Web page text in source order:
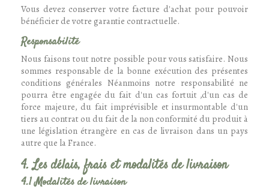
Vous devez conserver votre facture d'achat pour pouvoir
bénéficier de votre garantie contractuelle.
Responsabilité
Nous faisons tout notre possible pour vous satisfaire. Nous
sommes responsable de la bonne exécution des présentes
conditions générales Néanmoins notre responsabilité ne
pourra être engagée du fait d'un cas fortuit ,d'un cas de
force majeure, du fait imprévisible et insurmontable d'un
tiers au contrat ou du fait de la non conformité du produit à
une législation étrangère en cas de livraison dans un pays
autre que la France.
4. Les délais, frais et modalités de livraison
4.1 Modalités de livraison